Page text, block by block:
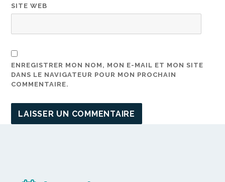
SITE WEB
ENREGISTRER MON NOM, MON E-MAIL ET MON SITE
DANS LE NAVIGATEUR POUR MON PROCHAIN
COMMENTAIRE.